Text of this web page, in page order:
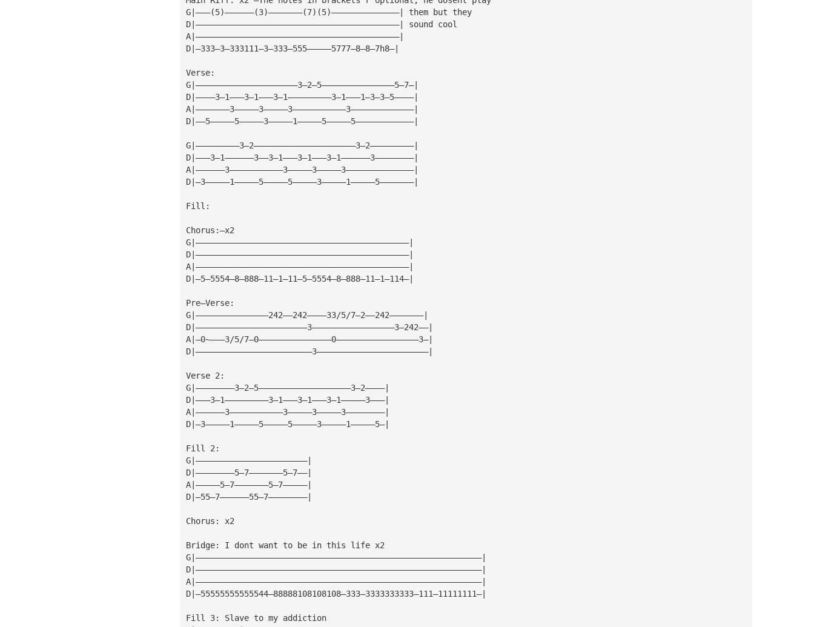
G|———(5)——————(3)———————(7)(5)——————————————| them but they
D|——————————————————————————————————————————| sound cool
A|——————————————————————————————————————————|
D|—333—3—333111—3—333—555—————5777—8—8—7h8—|
Verse:
G|—————————————————————3—2—5———————————————5—7—|
D|————3—1———3—1———3—1—————————3—1———1—3—3—5————|
A|———————3—————3—————3———————————3—————————————|
D|——5—————5—————3—————1—————5—————5————————————|
G|—————————3—2—————————————————————3—2—————————|
D|———3—1——————3——3—1———3—1———3—1——————3————————|
A|——————3———————————3—————3—————3——————————————|
D|—3—————1—————5—————5—————3—————1—————5———————|
Fill:
Chorus:—x2
G|————————————————————————————————————————————|
D|————————————————————————————————————————————|
A|————————————————————————————————————————————|
D|—5—5554—8—888—11—1—11—5—5554—8—888—11—1—114—|
Pre—Verse:
G|———————————————242——242————33/5/7—2——242———————|
D|———————————————————————3—————————————————3—242——|
A|—0~———3/5/7—0———————————————0—————————————————3—|
D|————————————————————————3———————————————————————|
Verse 2:
G|————————3—2—5———————————————————3—2————|
D|———3—1—————————3—1———3—1———3—1—————3———|
A|——————3———————————3—————3—————3————————|
D|—3—————1—————5—————5—————3—————1—————5—|
Fill 2:
G|———————————————————————|
D|————————5—7———————5—7——|
A|—————5—7———————5—7—————|
D|—55—7——————55—7————————|
Chorus: x2
Bridge: I dont want to be in this life x2
G|———————————————————————————————————————————————————————————|
D|———————————————————————————————————————————————————————————|
A|———————————————————————————————————————————————————————————|
D|—55555555555544—88888108108108—333—3333333333—111—11111111—|
Fill 3: Slave to my addiction